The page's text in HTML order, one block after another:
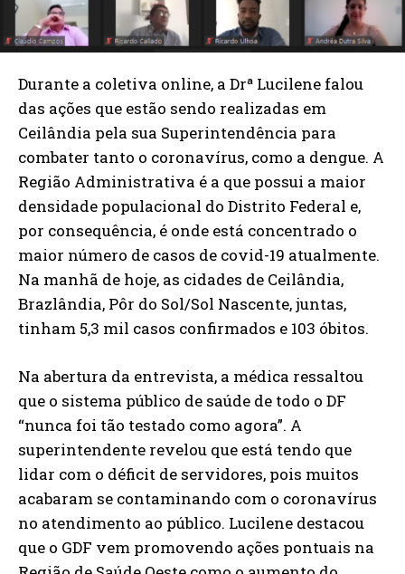
Durante a coletiva online, a Drª Lucilene falou
das ações que estão sendo realizadas em
Ceilândia pela sua Superintendência para
combater tanto o coronavírus, como a dengue. A
Região Administrativa é a que possui a maior
densidade populacional do Distrito Federal e,
por consequência, é onde está concentrado o
maior número de casos de covid-19 atualmente.
Na manhã de hoje, as cidades de Ceilândia,
Brazlândia, Pôr do Sol/Sol Nascente, juntas,
tinham 5,3 mil casos confirmados e 103 óbitos.
Na abertura da entrevista, a médica ressaltou
que o sistema público de saúde de todo o DF
“nunca foi tão testado como agora”. A
superintendente revelou que está tendo que
lidar com o déficit de servidores, pois muitos
acabaram se contaminando com o coronavírus
no atendimento ao público. Lucilene destacou
que o GDF vem promovendo ações pontuais na